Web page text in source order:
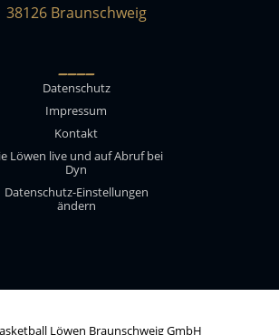
38126 Braunschweig
____
Datenschutz
Impressum
Kontakt
Löwen live und auf Abruf bei
Dyn
Datenschutz-Einstellungen
ändern
Löwen Braunschweig GmbH